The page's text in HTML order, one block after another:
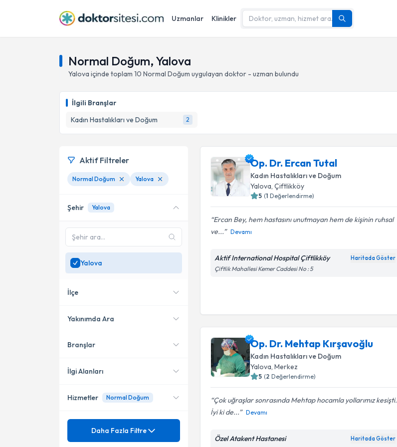
Uzmanlar Klinikler
Normal Doğum, Yalova
Yalova içinde toplam 10 Normal Doğum uygulayan doktor - uzman bulundu
İlgili Branşlar
Kadın Hastalıkları ve Doğum
2
Op. Dr. Ercan Tutal
Kadın Hastalıkları ve Doğum
Yalova, Çiftlikköy
5 (1 Değerlendirme)
Ercan Bey, hem hastasını unutmayan hem de kişinin ruhsal
ve...
Devamı
Aktif International Hospital Çiftlikköy Haritada Göster
Çiftlik Mahallesi Kemer Caddesi No : 5
Op. Dr. Mehtap Kırşavoğlu
Kadın Hastalıkları ve Doğum
Yalova , Merkez
5 (2 Değerlendirme)
Çok uğraşlar sonrasında Mehtap hocamla yollarımız kesişti.
İyi ki de...
Devamı
Özel Atakent Hastanesi Haritada Göster
Aktif Filtreler
Normal Doğum Yalova
Şehir Yalova
Yalova
İlçe
Çiftlikköy
Merkez
Yakınımda Ara
Konumuma yakın uzmanları
Branşlar
Kadın Hastalıkları ve Doğum
İlgi Alanları
Gebe takibi
Hizmetler Normal Doğum
Mezuniyet
Daha Fazla Filtre